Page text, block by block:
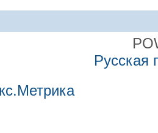
Русская